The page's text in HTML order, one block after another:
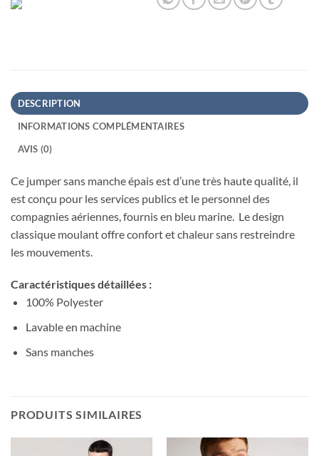
DESCRIPTION
INFORMATIONS COMPLÉMENTAIRES
AVIS (0)
Ce jumper sans manche épais est d’une très haute qualité, il
est conçu pour les services publics et le personnel des
compagnies aériennes, fournis en bleu marine. Le design
classique moulant offre confort et chaleur sans restreindre
les mouvements
Caractéristiques détaillées :
100% Polyester
Lavable en machine
Sans manches
PRODUITS SIMILAIRES